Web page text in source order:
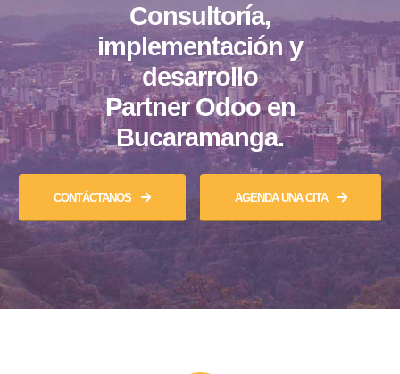
Consultoría,
implementación y
desarrollo
Partner Odoo en
Bucaramanga.
CONTÁCTANOS AGENDA UNA CITA